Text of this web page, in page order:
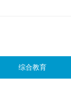
综合教育